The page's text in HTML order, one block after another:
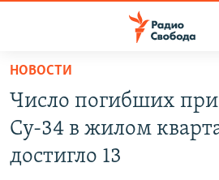
упрощенного
доступа
Вернуться
основному
АВТОРСКИЕ ПРОЕКТЫ
НОВОСТИ
Число погибших
Су-34 в жилом
достигло 13